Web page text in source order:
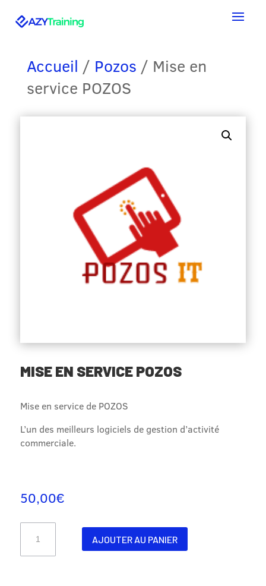
Accueil / Pozos / Mise en
service POZOS
MISE EN SERVICE POZOS
Mise en service de POZOS
L’un des meilleurs logiciels de gestion d’activité
commerciale.
50,00€
Mise
AJOUTER AU PANIER